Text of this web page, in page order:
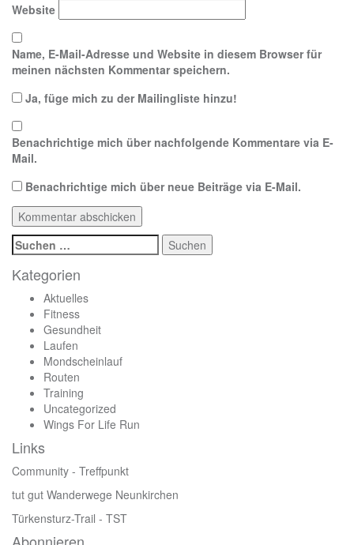
Website
Name, E-Mail-Adresse und Website in diesem Browser für
meinen nächsten Kommentar speichern.
Ja, füge mich zu der Mailingliste hinzu!
Benachrichtige mich über nachfolgende Kommentare via E-
Mail.
Benachrichtige mich über neue Beiträge via E-Mail.
Suchen
nach:
Kategorien
Aktuelles
Fitness
Gesundheit
Laufen
Mondscheinlauf
Routen
Training
Uncategorized
Wings For Life Run
Links
Community - Treffpunkt
tut gut Wanderwege Neunkirchen
Türkensturz-Trail - TST